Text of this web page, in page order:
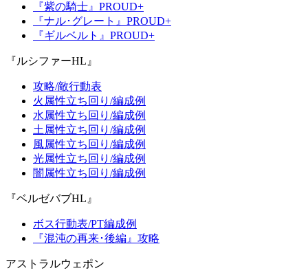
『紫の騎士』PROUD+
『ナル･グレート』PROUD+
『ギルベルト』PROUD+
『ルシファーHL』
攻略/敵行動表
火属性立ち回り/編成例
水属性立ち回り/編成例
土属性立ち回り/編成例
風属性立ち回り/編成例
光属性立ち回り/編成例
闇属性立ち回り/編成例
『ベルゼバブHL』
ボス行動表/PT編成例
『混沌の再来･後編』攻略
アストラルウェポン